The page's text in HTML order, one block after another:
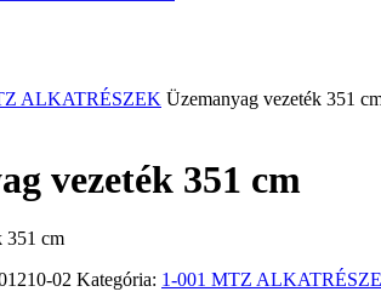
ALKATRÉSZEK Üzemanyag vezeték 351
vezeték 351 cm
351 cm
02 Kategória: 1-001 MTZ